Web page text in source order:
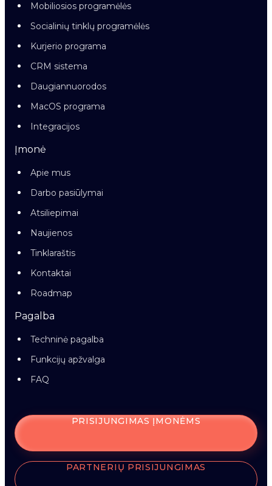
Mobiliosios programėlės
Socialinių tinklų programėlės
Kurjerio programa
CRM sistema
Daugiannuorodos
MacOS programa
Integracijos
Įmonė
Apie mus
Darbo pasiūlymai
Atsiliepimai
Naujienos
Tinklaraštis
Kontaktai
Roadmap
Pagalba
Techninė pagalba
Funkcijų apžvalga
FAQ
PRISIJUNGIMAS ĮMONĖMS
PARTNERIŲ PRISIJUNGIMAS